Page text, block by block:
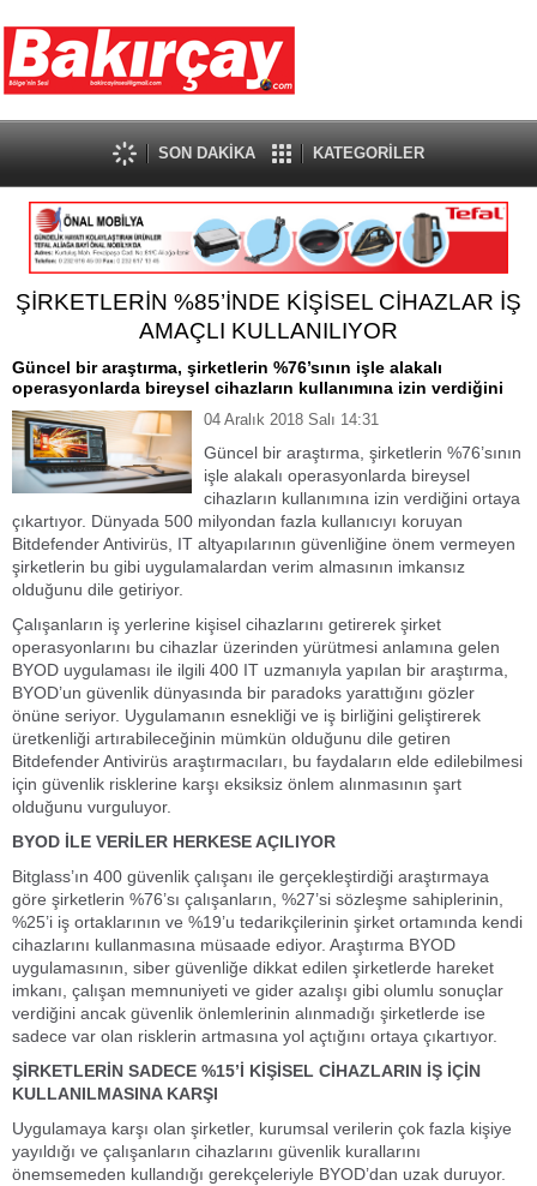
SON DAKİKA KATEGORİLER
ŞİRKETLERİN %85’İNDE KİŞİSEL CİHAZLAR İŞ
AMAÇLI KULLANILIYOR
Güncel bir araştırma, şirketlerin %76’sının işle alakalı
operasyonlarda bireysel cihazların kullanımına izin verdiğini
04 Aralık 2018 Salı 14:31
Güncel bir araştırma, şirketlerin %76’sının
işle alakalı operasyonlarda bireysel
cihazların kullanımına izin verdiğini ortaya
çıkartıyor. Dünyada 500 milyondan fazla kullanıcıyı koruyan
Bitdefender Antivirüs, IT altyapılarının güvenliğine önem vermeyen
şirketlerin bu gibi uygulamalardan verim almasının imkansız
olduğunu dile getiriyor.
Çalışanların iş yerlerine kişisel cihazlarını getirerek şirket
operasyonlarını bu cihazlar üzerinden yürütmesi anlamına gelen
BYOD uygulaması ile ilgili 400 IT uzmanıyla yapılan bir araştırma,
BYOD’un güvenlik dünyasında bir paradoks yarattığını gözler
önüne seriyor. Uygulamanın esnekliği ve iş birliğini geliştirerek
üretkenliği artırabileceğinin mümkün olduğunu dile getiren
Bitdefender Antivirüs araştırmacıları, bu faydaların elde edilebilmesi
için güvenlik risklerine karşı eksiksiz önlem alınmasının şart
olduğunu vurguluyor.
BYOD İLE VERİLER HERKESE AÇILIYOR
Bitglass’ın 400 güvenlik çalışanı ile gerçekleştirdiği araştırmaya
göre şirketlerin %76’sı çalışanların, %27’si sözleşme sahiplerinin,
%25’i iş ortaklarının ve %19’u tedarikçilerinin şirket ortamında kendi
cihazlarını kullanmasına müsaade ediyor. Araştırma BYOD
uygulamasının, siber güvenliğe dikkat edilen şirketlerde hareket
imkanı, çalışan memnuniyeti ve gider azalışı gibi olumlu sonuçlar
verdiğini ancak güvenlik önlemlerinin alınmadığı şirketlerde ise
sadece var olan risklerin artmasına yol açtığını ortaya çıkartıyor.
ŞİRKETLERİN SADECE %15’İ KİŞİSEL CİHAZLARIN İŞ İÇİN
KULLANILMASINA KARŞI
Uygulamaya karşı olan şirketler, kurumsal verilerin çok fazla kişiye
yayıldığı ve çalışanların cihazlarını güvenlik kurallarını
önemsemeden kullandığı gerekçeleriyle BYOD’dan uzak duruyor.